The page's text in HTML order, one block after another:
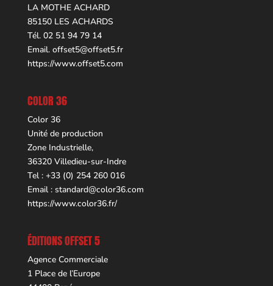
LA MOTHE ACHARD
85150 LES ACHARDS
Tél. 02 51 94 79 14
Email. offset5@offset5.fr
https://www.offset5.com
COLOR 36
Color 36
Unité de production
Zone Industrielle,
36320 Villedieu-sur-Indre
Tel : +33 (0) 254 260 016
Email : standard@color36.com
https://www.color36.fr/
ÉDITIONS OFFSET 5
Agence Commerciale
1 Place de l’Europe